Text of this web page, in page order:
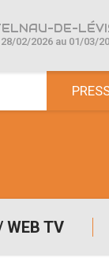
WEB TV
DE-
02/2026 au 01/03/